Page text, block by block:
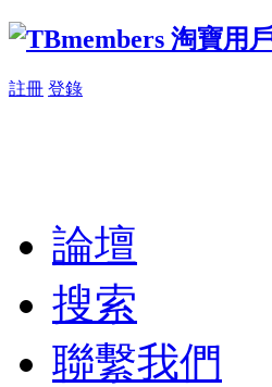
註冊 登錄
論壇
搜索
聯繫我們